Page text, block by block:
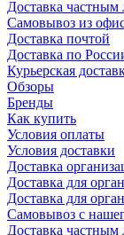
Доставка частным
Самовывоз из
Доставка почтой
Доставка по
Курьерская
Обзоры
Бренды
Как купить
Условия оплаты
Условия доставки
Доставка
Доставка для
Доставка для
Самовывоз с
Доставка частным